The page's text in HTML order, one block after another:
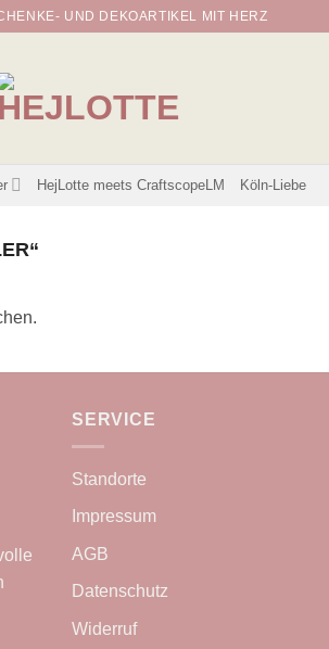
UND DEKOARTIKEL MIT HERZ
HejLotte meets CraftscopeLM Köln-Liebe
SERVICE
Standorte
Impressum
AGB
Datenschutz
Widerruf